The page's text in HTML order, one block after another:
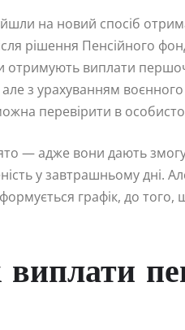
на новий спосіб
рішення Пенсійного
отримують виплати
з урахуванням воєнного
перевірити в
— адже вони дають
у завтрашньому дні.
формується графік, до
виплати